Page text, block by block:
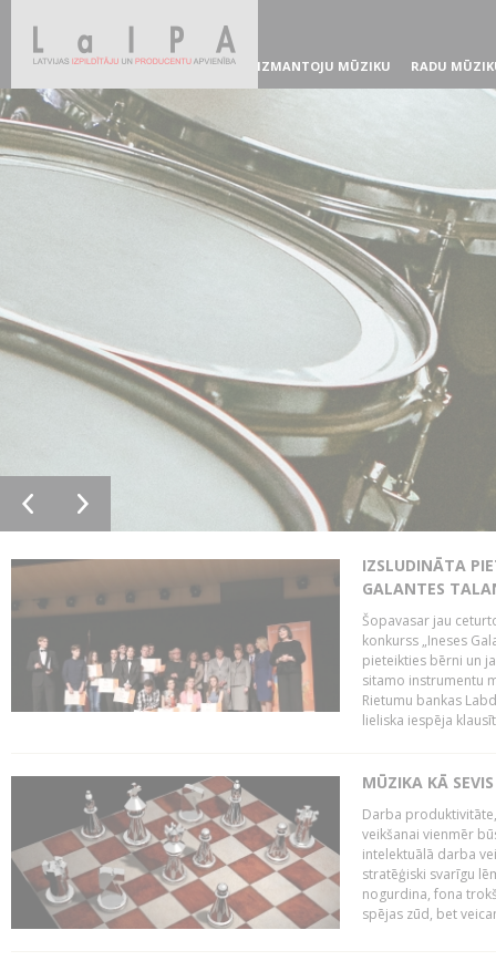
IZMANTOJU MŪZIKU RADU
IZSLUDINĀTA
GALANTES
Šopavasar jau
konkurss „Ineses
pieteikties bērni un
sitamo instrumentu
Rietumu bankas
lieliska iespēja
MŪZIKA KĀ
Darba
veikšanai vienmēr
intelektuālā darba
stratēģiski svarīgu
nogurdina, fona
spējas zūd, bet